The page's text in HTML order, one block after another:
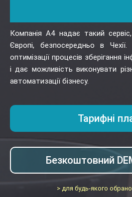
Компанія А4 надає такий
Європі, безпосередньо в
оптимізації процесів зберігання
і дає можливість виконувати
автоматизації бізнесу.
Тарифні
Безкоштовний
> для будь-якого